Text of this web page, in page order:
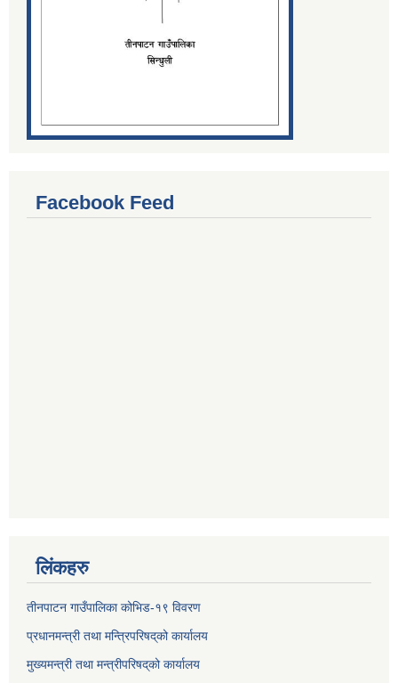
Facebook Feed
लिंकहरु
तीनपाटन गाउँपालिका कोभिड-१९ विवरण
प्रधानमन्त्री तथा मन्त्रिपरिषद्‌को कार्यालय
मुख्यमन्त्री तथा मन्त्रीपरिषद्‌को कार्यालय